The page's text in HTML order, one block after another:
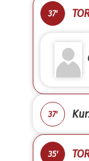
37'
37'
35'